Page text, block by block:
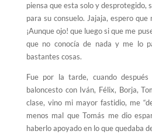
piensa que esta solo y desprotegido,
para su consuelo. Jajaja, espero
¡Aunque ojo! que luego si que me
que no conocía de nada y me lo
bastantes cosas.
Fue por la tarde, cuando
baloncesto con Iván, Félix, Borja,
clase, vino mi mayor fastidio, me
menos mal que Tomás me dio
haberlo apoyado en lo que quedaba